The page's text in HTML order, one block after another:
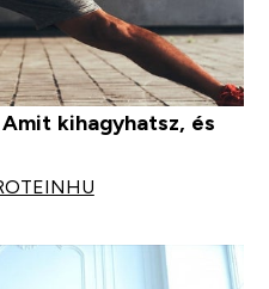
kihagyhatsz, és